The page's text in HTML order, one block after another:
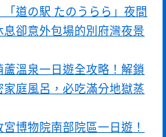
道の駅 たのうらら」夜間
卻意外包場的別府灣夜景
蘆溫泉一日遊全攻略！解鎖
庭風呂，必吃滿分地獄蒸
宮博物院南部院區一日遊！